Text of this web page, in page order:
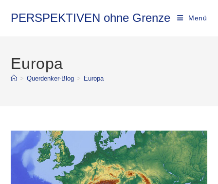
InhaltPERSPEKTIVEN ohne Grenze Menü
Europa
> Querdenker-Blog > Europa